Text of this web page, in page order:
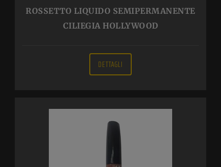
ROSSETTO LIQUIDO SEMIPERMANENTE
CILIEGIA HOLLYWOOD
DETTAGLI